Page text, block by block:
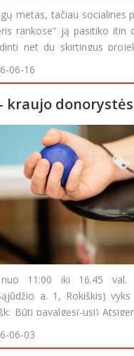
metas, tačiau socialines
rankose“ ją pasitiko itin
net du skirtingus
Kietienės, buvo atlikta
06-16
kraujo
11:00 iki 16.45
a. 1, Rokiškis)
Būti pavalgęs(-usi)
Pietų pertrauka –
06-03